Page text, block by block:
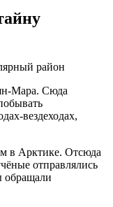
район
Сюда
вездеходах,
в Арктике. Отсюда
отправлялись
обращали